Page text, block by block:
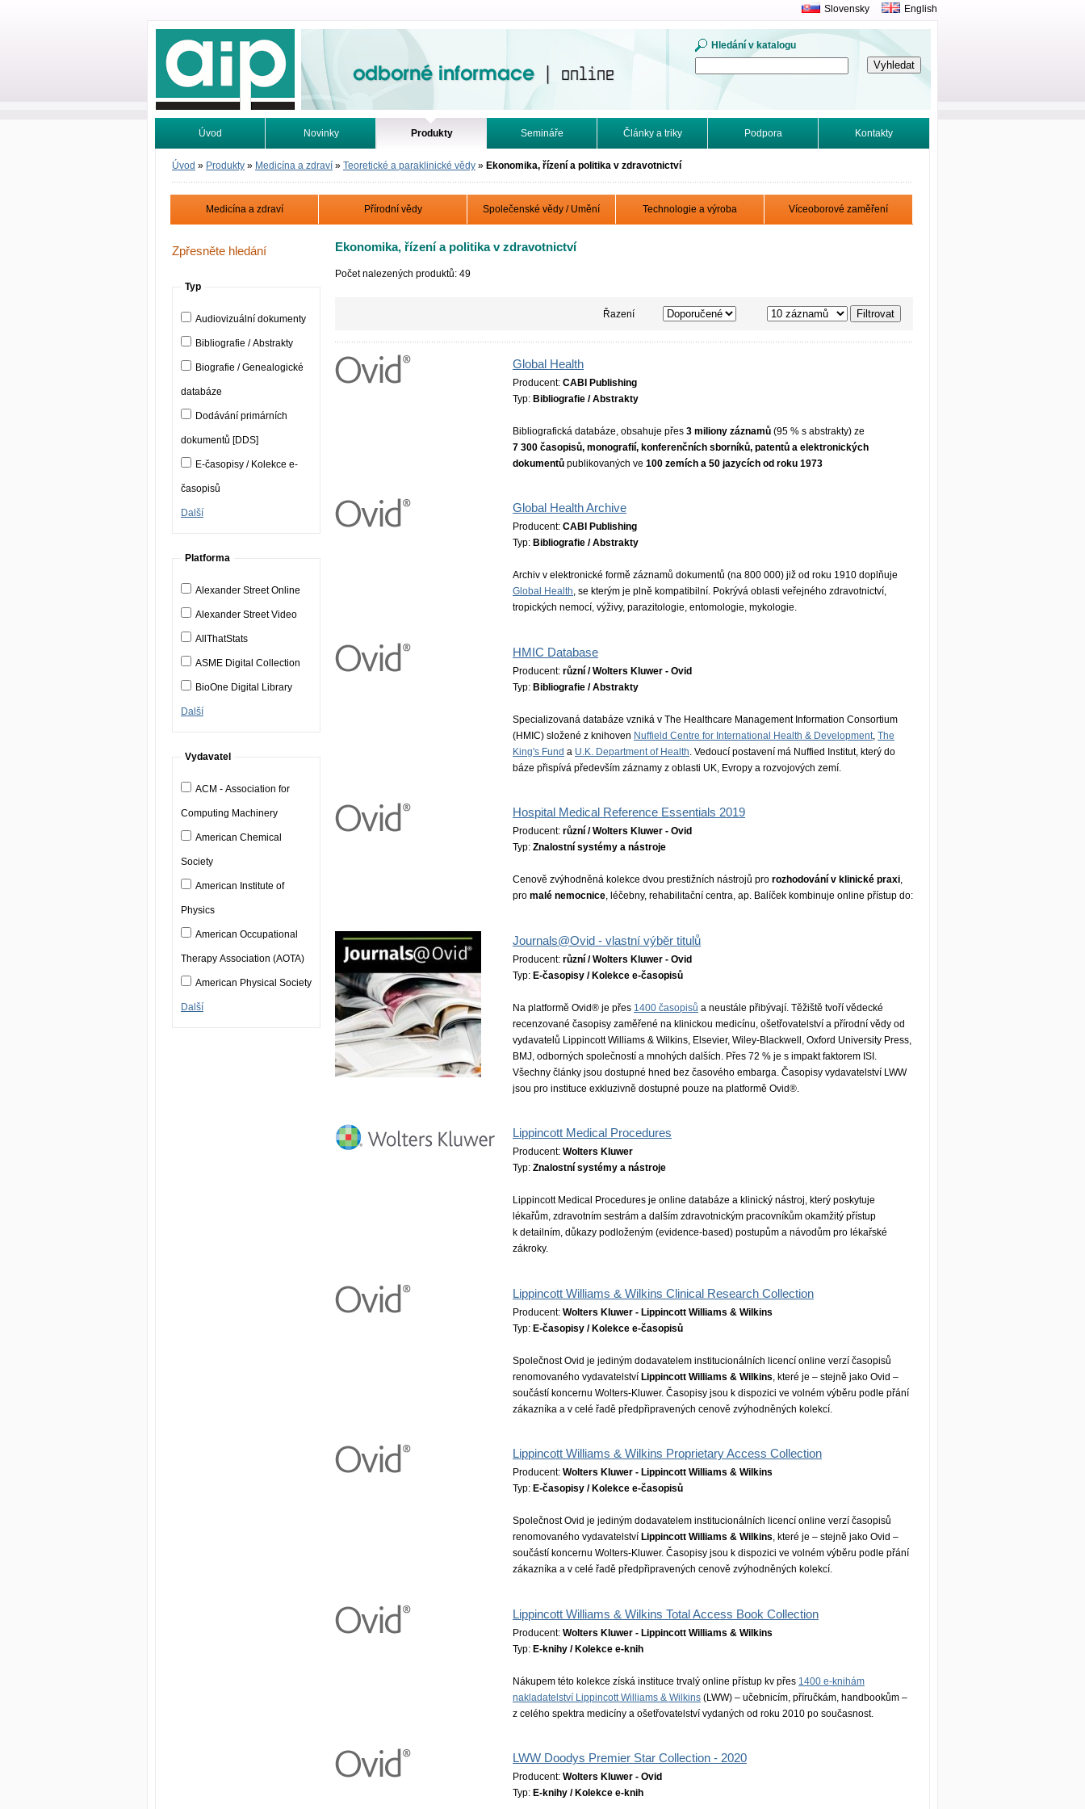
Odborné informace. Online.
Hledání v katalogu
Slovensky English
Úvod Novinky Produkty Semináře Články a triky Podpora Kontakty
Vyhledávání Tutoriály
Úvod » Produkty » Medicína a zdraví » Teoretické a paraklinické vědy » Ekonomika, řízení a politika v zdravotnictví
Medicína a zdraví Přírodní vědy Společenské vědy / Umění Technologie a výroba Víceoborové zaměření
Zpřesněte hledání
Typ
Audiovizuální dokumenty
Bibliografie / Abstrakty
Biografie / Genealogické
databáze
Dodávání primárních
dokumentů [DDS]
E-časopisy / Kolekce e-
časopisů
Další
Platforma
Alexander Street Online
Alexander Street Video
AllThatStats
ASME Digital Collection
BioOne Digital Library
Další
Vydavatel
ACM - Association for
Computing Machinery
American Chemical
Society
American Institute of
Physics
American Occupational
Therapy Association (AOTA)
American Physical Society
Další
Ekonomika, řízení a politika v zdravotnictví
Počet nalezených produktů: 49
Řazení
Global Health
Producent: CABI Publishing
Typ: Bibliografie / Abstrakty
Bibliografická databáze, obsahuje přes 3 miliony záznamů (95 % s abstrakty) ze
7 300 časopisů, monografií, konferenčních sborníků, patentů a elektronických
dokumentů publikovaných ve 100 zemích a 50 jazycích od roku 1973
Global Health Archive
Producent: CABI Publishing
Typ: Bibliografie / Abstrakty
Archiv v elektronické formě záznamů dokumentů (na 800 000) již od roku 1910 doplňuje
Global Health, se kterým je plně kompatibilní. Pokrývá oblasti veřejného zdravotnictví,
tropických nemocí, výživy, parazitologie, entomologie, mykologie.
HMIC Database
Producent: různí / Wolters Kluwer - Ovid
Typ: Bibliografie / Abstrakty
Specializovaná databáze vzniká v The Healthcare Management Information Consortium
(HMIC) složené z knihoven Nuffield Centre for International Health & Development The
King's Fund a U.K. Department of Health . Vedoucí postavení má Nuffied Institut, který do
báze přispívá především záznamy z oblasti UK, Evropy a rozvojových zemí.
Hospital Medical Reference Essentials 2019
Producent: různí / Wolters Kluwer - Ovid
Typ: Znalostní systémy a nástroje
Cenově zvýhodněná kolekce dvou prestižních nástrojů pro rozhodování v klinické praxi,
pro malé nemocnice, léčebny, rehabilitační centra, ap. Balíček kombinuje online přístup do:
Journals@Ovid - vlastní výběr titulů
Producent: různí / Wolters Kluwer - Ovid
Typ: E-časopisy / Kolekce e-časopisů
Na platformě Ovid® je přes 1400 časopisů a neustále přibývají. Těžiště tvoří vědecké
recenzované časopisy zaměřené na klinickou medicínu, ošetřovatelství a přírodní vědy od
vydavatelů Lippincott Williams & Wilkins, Elsevier, Wiley-Blackwell, Oxford University Press,
BMJ, odborných společností a mnohých dalších. Přes 72 % je s impakt faktorem ISI.
Všechny články jsou dostupné hned bez časového embarga. Časopisy vydavatelství LWW
jsou pro instituce exkluzivně dostupné pouze na platformě Ovid®.
Lippincott Medical Procedures
Producent: Wolters Kluwer
Typ: Znalostní systémy a nástroje
Lippincott Medical Procedures je online databáze a klinický nástroj, který poskytuje
lékařům, zdravotním sestrám a dalším zdravotnickým pracovníkům okamžitý přístup
k detailním, důkazy podloženým (evidence-based) postupům a návodům pro lékařské
zákroky.
Lippincott Williams & Wilkins Clinical Research Collection
Producent: Wolters Kluwer - Lippincott Williams & Wilkins
Typ: E-časopisy / Kolekce e-časopisů
Společnost Ovid je jediným dodavatelem institucionálních licencí online verzí časopisů
renomovaného vydavatelství Lippincott Williams & Wilkins , které je – stejně jako Ovid –
součástí koncernu Wolters-Kluwer. Časopisy jsou k dispozici ve volném výběru podle přání
zákazníka a v celé řadě předpřipravených cenově zvýhodněných kolekcí.
Lippincott Williams & Wilkins Proprietary Access Collection
Producent: Wolters Kluwer - Lippincott Williams & Wilkins
Typ: E-časopisy / Kolekce e-časopisů
Společnost Ovid je jediným dodavatelem institucionálních licencí online verzí časopisů
renomovaného vydavatelství Lippincott Williams & Wilkins, které je – stejně jako Ovid –
součástí koncernu Wolters-Kluwer. Časopisy jsou k dispozici ve volném výběru podle přání
zákazníka a v celé řadě předpřipravených cenově zvýhodněných kolekcí.
Lippincott Williams & Wilkins Total Access Book Collection
Producent: Wolters Kluwer - Lippincott Williams & Wilkins
Typ: E-knihy / Kolekce e-knih
Nákupem této kolekce získá instituce trvalý online přístup kv přes 1400 e-knihám
nakladatelství Lippincott Williams & Wilkins (LWW) – učebnicím, příručkám, handbookům –
z celého spektra medicíny a ošetřovatelství vydaných od roku 2010 po současnost.
LWW Doodys Premier Star Collection - 2020
Producent: Wolters Kluwer - Ovid
Typ: E-knihy / Kolekce e-knih